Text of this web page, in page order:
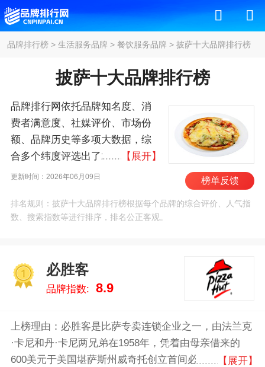
品牌排行榜> 生活服务品牌 > 餐饮服务品牌 > 披萨十大品牌排行榜
披萨十大品牌排行榜
品牌排行网依托品牌知名度、消
费者满意度、社媒评价、市场份
额、品牌历史等多项大数据，综
合多个纬度评选出了2026年披萨
十大品牌排行榜，其中前十名
幸福西饼、大希地/Hitomorrow、
麦西恩/mission、潮香村、小牛凯
据告诉您披萨什么牌子好，供您
参考。
【展开】
更新时间：2026年06月09日 榜单反馈
排名规则：披萨十大品牌排行榜根据每个品牌的综合评价、人气指
数、搜索指数等进行排序，排名公正客观。
必胜客
品牌指数: 8.9
上榜理由：必胜客是比萨专卖连锁企业之一，由法兰克
·卡尼和丹·卡尼两兄弟在1958年，凭着由母亲借来的
600美元于美国堪萨斯州威奇托创立首间必胜客餐厅。
【展开】